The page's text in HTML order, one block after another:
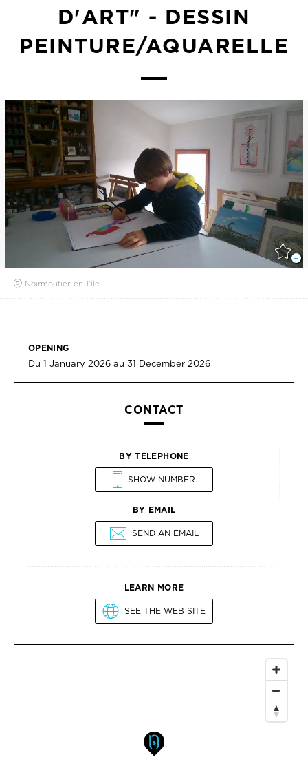
D'ART" - DESSIN
PEINTURE/AQUARELLE
Noirmoutier-en-l'île
OPENING
Du 1 January 2026 au 31 December 2026
CONTACT
BY TELEPHONE
SHOW NUMBER
BY EMAIL
SEND AN EMAIL
LEARN MORE
SEE THE WEB SITE